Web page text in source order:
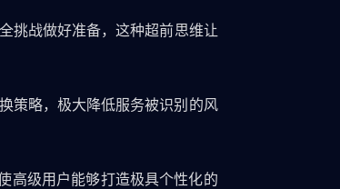
挑战做好准备，这种超前思维让
策略，极大降低服务被识别的风
高级用户能够打造极具个性化的